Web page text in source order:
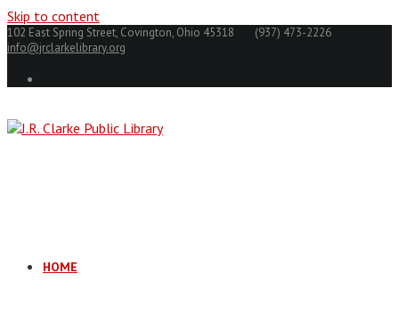
Skip to content
102 East Spring Street, Covington, Ohio 45318
(937) 473-2226
info@jrclarkelibrary.org
HOME